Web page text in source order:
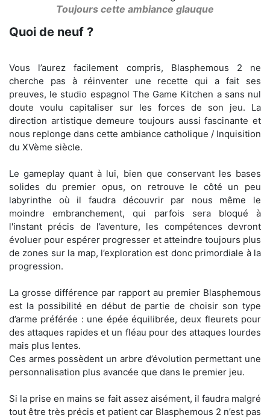
Toujours cette ambiance glauque
Quoi de neuf ?
Vous l’aurez facilement compris, Blasphemous 2 ne
cherche pas à réinventer une recette qui a fait ses
preuves, le studio espagnol The Game Kitchen a sans nul
doute voulu capitaliser sur les forces de son jeu. La
direction artistique demeure toujours aussi fascinante et
nous replonge dans cette ambiance catholique / Inquisition
du XVème siècle.
Le gameplay quant à lui, bien que conservant les bases
solides du premier opus, on retrouve le côté un peu
labyrinthe où il faudra découvrir par nous même le
moindre embranchement, qui parfois sera bloqué à
l'instant précis de l’aventure, les compétences devront
évoluer pour espérer progresser et atteindre toujours plus
de zones sur la map, l’exploration est donc primordiale à la
progression.
La grosse différence par rapport au premier Blasphemous
est la possibilité en début de partie de choisir son type
d’arme préférée : une épée équilibrée, deux fleurets pour
des attaques rapides et un fléau pour des attaques lourdes
mais plus lentes.
Ces armes possèdent un arbre d’évolution permettant une
personnalisation plus avancée que dans le premier jeu.
Si la prise en mains se fait assez aisément, il faudra malgré
tout être très précis et patient car Blasphemous 2 n’est pas